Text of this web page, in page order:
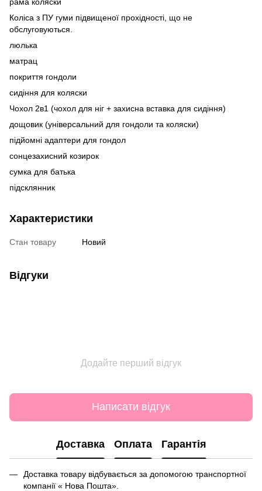
Коліса з ПУ гуми підвищеної прохідності, що не
обслуговуються.
люлька
матрац
покриття гондоли
сидіння для коляски
Чохол 2в1 (чохол для ніг + захисна вставка для сидіння)
дощовик (універсальний для гондоли та коляски)
підйомні адаптери для гондол
сонцезахисний козирок
сумка для батька
підсклянник
Характеристики
Стан товару Новий
Відгуки
Додайте перший відгук
Написати відгук
Доставка Оплата Гарантія
Доставка товару відбувається за допомогою транспортної
компанії « Нова Пошта».